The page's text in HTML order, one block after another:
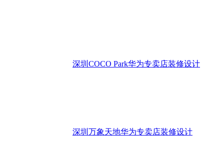
深圳COCO Park华为专卖店装修设计
深圳万象天地华为专卖店装修设计